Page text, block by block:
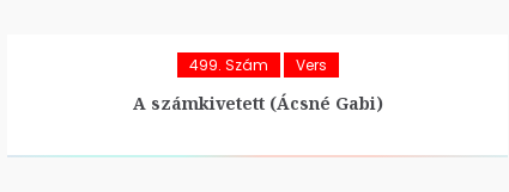
499. Szám Vers
A számkivetett (Ácsné Gabi)